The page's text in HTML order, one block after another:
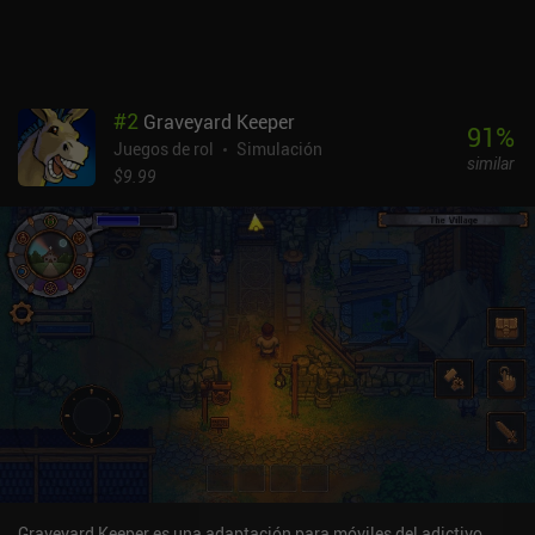
#2 Graveyard Keeper
Juegos de rol
Simulación
$9.99
91%
similar